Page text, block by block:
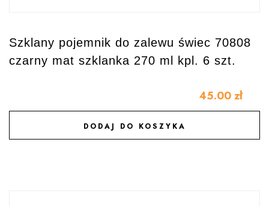
Szklany pojemnik do zalewu świec 70808
czarny mat szklanka 270 ml kpl. 6 szt.
45.00 zł
DODAJ DO KOSZYKA
DODAJ DO ULUBIONYCH